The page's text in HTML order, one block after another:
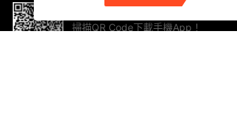
掃描QR Code下載手機App！